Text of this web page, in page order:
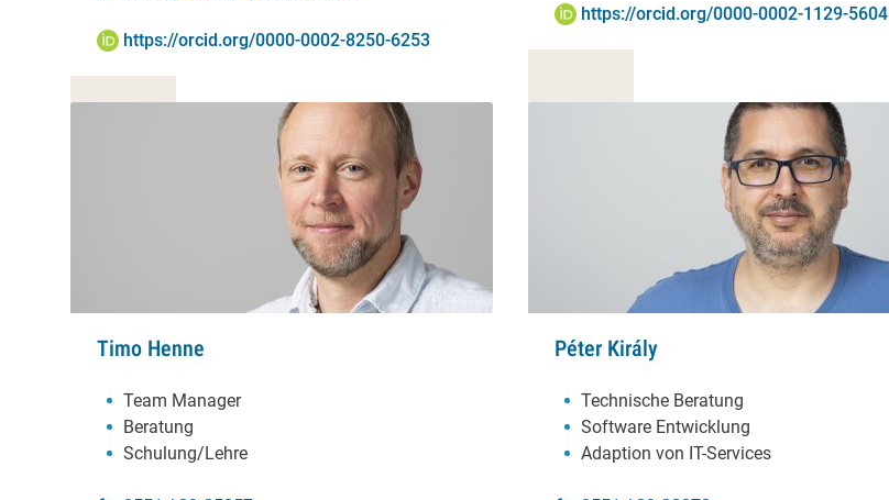
ORCID iD:
https://orcid.org/0000-0002-8250-6253
ORCID iD:
https://orcid.org/0000-0002-1129-5604
Timo Henne
Schwerpunkte:
Team Manager
Beratung
Schulung/Lehre
Péter Király
Schwerpunkte:
Technische Beratung
Software Entwicklung
Adaption von IT-Services